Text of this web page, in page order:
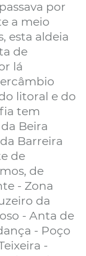
por
a meio
esta aldeia
de
lá
litoral e do
tem
Beira
Barreira
de
de
- Zona
da
- Anta de
- Poço
-